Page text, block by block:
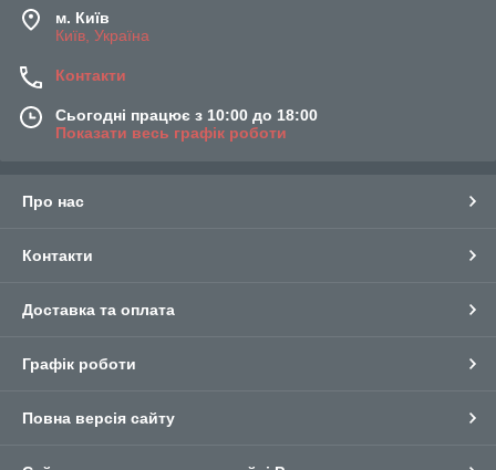
м. Київ
Київ, Україна
Контакти
Сьогодні працює з 10:00 до 18:00
Показати весь графік роботи
Про нас
Контакти
Доставка та оплата
Графік роботи
Повна версія сайту